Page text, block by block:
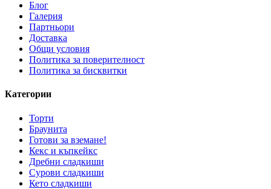
Блог
Галерия
Партньори
Доставка
Общи условия
Политика за поверителност
Политика за бисквитки
Категории
Торти
Браунита
Готови за вземане!
Кекс и къпкейкс
Дребни сладкиши
Сурови сладкиши
Кето сладкиши